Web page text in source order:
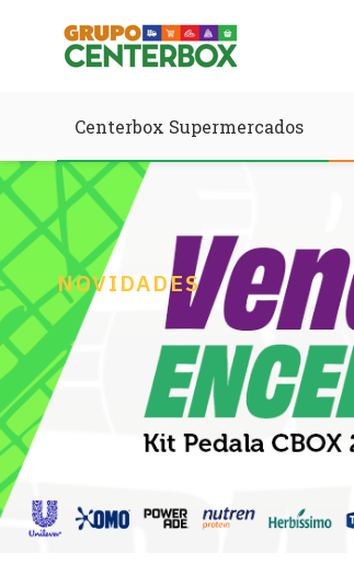
Centerbox Supermercados
NOVIDADES